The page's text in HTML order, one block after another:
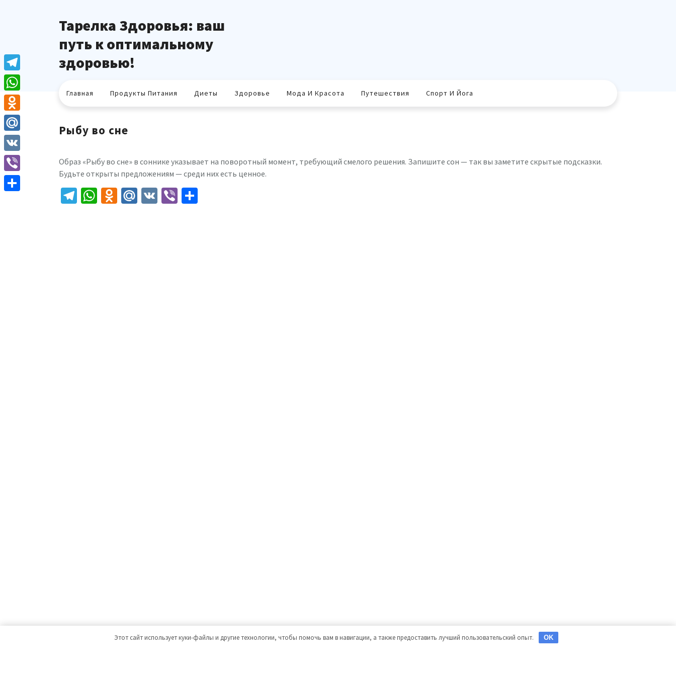
Тарелка Здоровья: ваш
путь к оптимальному
здоровью!
Главная Продукты Питания Диеты Здоровье Мода И Красота Путешествия Спорт И Йога
Рыбу во сне
Образ «Рыбу во сне» в соннике указывает на поворотный момент, требующий смелого решения. Запишите сон — так вы заметите скрытые подсказки.
Будьте открыты предложениям — среди них есть ценное.
Telegram
WhatsApp
Odnoklassniki
Mail.Ru
VK Viber
Telegram
WhatsApp
Odnoklassniki
Mail.Ru
VK
Viber
Этот сайт использует куки-файлы и другие технологии, чтобы помочь вам в навигации, а также предоставить лучший пользовательский опыт. OK